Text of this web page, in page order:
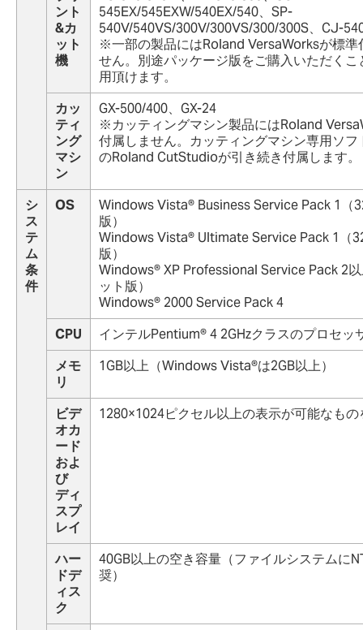
ント
&カ
ット
機
545EX/545EXW/540EX/540、SP-
540V/540VS/300V/300VS/300/300S、CJ-
※一部の製品にはRoland VersaWorksが標準
せん。別途パッケージ版をご購入いただくこ
用頂けます。
カッ
ティ
ング
マシ
ン
GX-500/400、GX-24
※カッティングマシン製品にはRoland
付属しません。カッティングマシン専用ソフ
のRoland CutStudioが引き続き付属します。
シ
ス
テ
ム
条
件
OS
Windows Vista® Business Service Pack 1（
版）
Windows Vista® Ultimate Service Pack 1（
版）
Windows® XP Professional Service Pack 2
ット版）
Windows® 2000 Service Pack 4
CPU
インテルPentium® 4 2GHzクラスのプロセッ
メモ
リ
1GB以上（Windows Vista®は2GB以上）
ビデ
オカ
ード
およ
び
ディ
スプ
レイ
1280×1024ピクセル以上の表示が可能なもの
ハー
ドデ
ィス
ク
40GB以上の空き容量（ファイルシステムに
奨）